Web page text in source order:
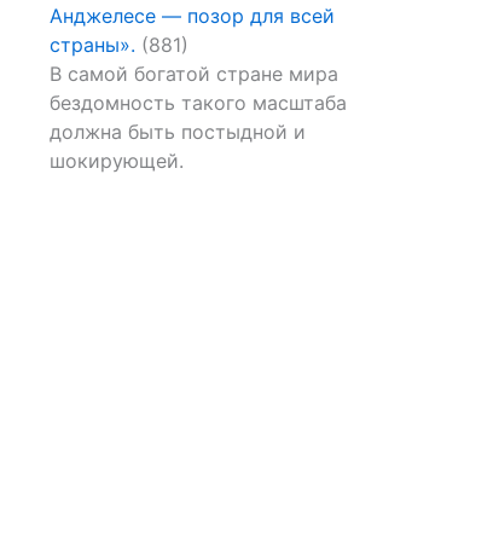
Анджелесе — позор для всей
страны». (881)
В самой богатой стране мира
бездомность такого масштаба
должна быть постыдной и
шокирующей.